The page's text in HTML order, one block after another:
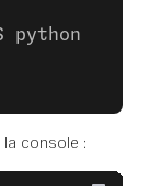
python
console :